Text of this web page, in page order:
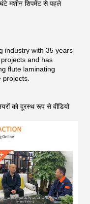
मशीन शिपमेंट से पहले
industry with 35 years
and has
flute laminating
projects.
को दूरस्थ रूप से वीडियो